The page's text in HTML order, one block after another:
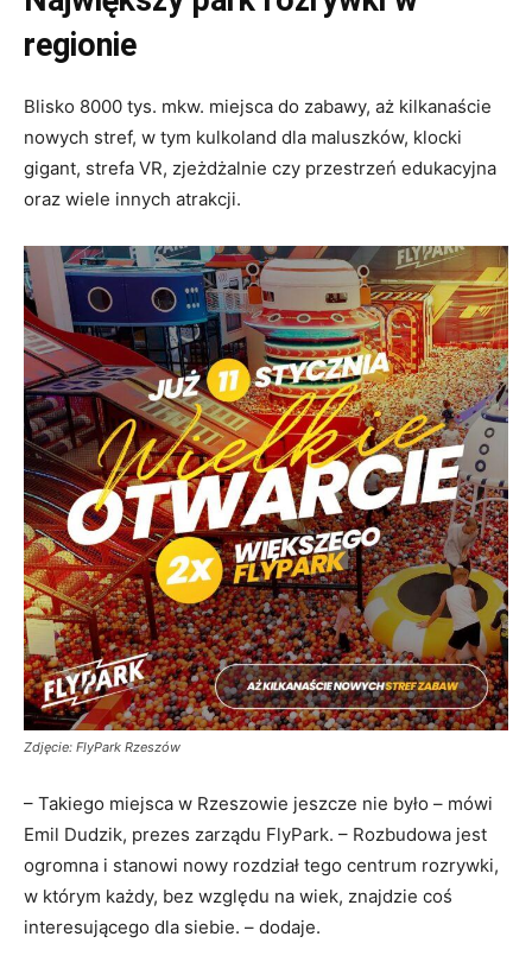
regionie
Blisko 8000 tys. mkw. miejsca do zabawy, aż kilkanaście
nowych stref, w tym kulkoland dla maluszków, klocki
gigant, strefa VR, zjeżdżalnie czy przestrzeń edukacyjna
oraz wiele innych atrakcji.
Zdjęcie: FlyPark Rzeszów
– Takiego miejsca w Rzeszowie jeszcze nie było – mówi
Emil Dudzik, prezes zarządu FlyPark. – Rozbudowa jest
ogromna i stanowi nowy rozdział tego centrum rozrywki,
w którym każdy, bez względu na wiek, znajdzie coś
interesującego dla siebie. – dodaje.